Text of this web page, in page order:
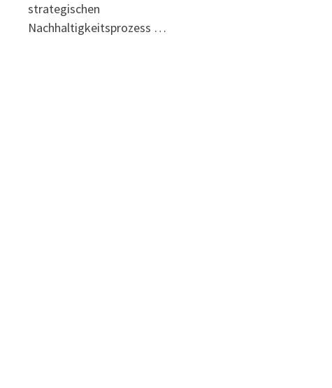
strategischen
Nachhaltigkeitsprozess …